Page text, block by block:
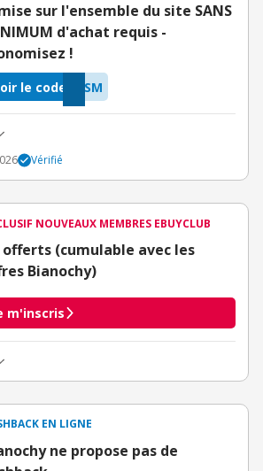
sur l'ensemble du site SANS
d'achat requis -
!
XSM
le code
Vérifié
NOUVEAUX MEMBRES EBUYCLUB
offerts (cumulable avec les
Bianochy)
m'inscris
immédiatement + 1€ supplémentaire
toute première inscription chez eBuyClub.
EN LIGNE
ne propose pas de